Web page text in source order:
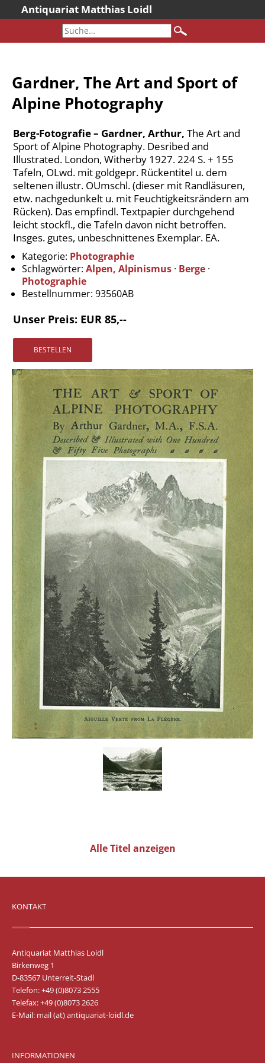
Antiquariat Matthias Loidl
Aktuelles
Neueingänge
Gesamtbestand
Katalogarchiv
Newsletter
Über uns
Kontakt
Warenkorb
Versandkosten
AGB
Vertrag widerrufen
Widerrufsbelehrung
Datenschutz
Gardner, The Art and Sport of
Alpine Photography
Berg-Fotografie – Gardner, Arthur, The Art and
Sport of Alpine Photography. Desribed and
Illustrated. London, Witherby 1927. 224 S. + 155
Tafeln, OLwd. mit goldgepr. Rückentitel u. dem
seltenen illustr. OUmschl. (dieser mit Randläsuren,
etw. nachgedunkelt u. mit Feuchtigkeitsrändern am
Rücken). Das empfindl. Textpapier durchgehend
leicht stockfl., die Tafeln davon nicht betroffen.
Insges. gutes, unbeschnittenes Exemplar. EA.
Kategorie: Photographie
Schlagwörter: Alpen, Alpinismus · Berge ·
Photographie
Bestellnummer: 93560AB
Unser Preis: EUR 85,--
Alle Titel anzeigen
KONTAKT
Antiquariat Matthias Loidl
Birkenweg 1
D-83567 Unterreit-Stadl
Telefon: +49 (0)8073 2555
Telefax: +49 (0)8073 2626
E-Mail: mail (at) antiquariat-loidl.de
INFORMATIONEN